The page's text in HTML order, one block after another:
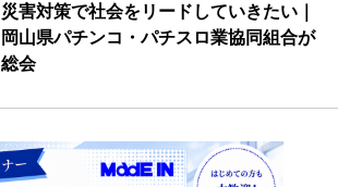
災害対策で社会をリードしていきたい｜
岡山県パチンコ・パチスロ業協同組合が
総会